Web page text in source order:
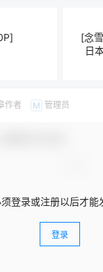
[念
日
作者 M 管理员
登录或注册以后才能
登录